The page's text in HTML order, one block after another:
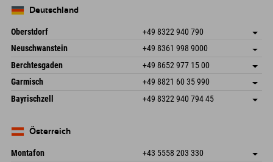
Deutschland
Oberstdorf +49 8322 940 790
An der Breitach 3
Deutschland
Adresse speichern
Buchen
Neuschwanstein +49 8361 998 9000
An der Riese 45
87484 Nesselwang im Allgäu
Deutschland
Adresse speichern
Buchen
Berchtesgaden +49 8652 977 15 00
Hofreitstr. 7
Deutschland
Adresse speichern
Buchen
Garmisch +49 8821 60 35 990
Frickenstraße 22
82490 Farchant
Adresse speichern
Bayrischzell +49 8322 940 794 45
Deutschland
Österreich
Montafon +43 5558 203 330